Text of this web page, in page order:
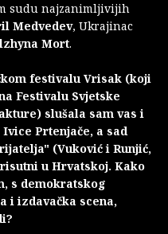
sudu najzanimljivijih
Medvedev, Ukrajinac
Mort.
festivalu Vrisak (koji
Festivalu Svjetske
slušala sam vas i
Prtenjače, a sad
(Vuković i Runjić,
u Hrvatskoj. Kako
s demokratskog
i izdavačka scena,